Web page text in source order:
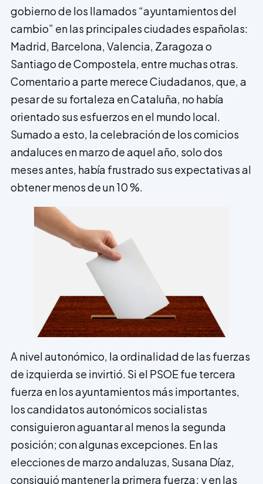
gobierno de los llamados “ayuntamientos del
cambio” en las principales ciudades españolas:
Madrid, Barcelona, Valencia, Zaragoza o
Santiago de Compostela, entre muchas otras.
Comentario a parte merece Ciudadanos, que, a
pesar de su fortaleza en Cataluña, no había
orientado sus esfuerzos en el mundo local.
Sumado a esto, la celebración de los comicios
andaluces en marzo de aquel año, solo dos
meses antes, había frustrado sus expectativas al
obtener menos de un 10 %.
A nivel autonómico, la ordinalidad de las fuerzas
de izquierda se invirtió. Si el PSOE fue tercera
fuerza en los ayuntamientos más importantes,
los candidatos autonómicos socialistas
consiguieron aguantar al menos la segunda
posición; con algunas excepciones. En las
elecciones de marzo andaluzas, Susana Díaz,
consiguió mantener la primera fuerza; y en las